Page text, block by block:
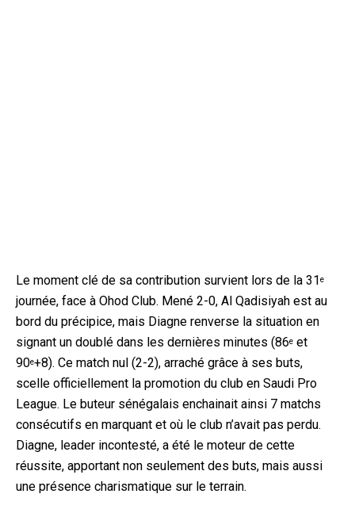
Le moment clé de sa contribution survient lors de la 31 e
journée, face à Ohod Club. Mené 2-0, Al Qadisiyah est au
bord du précipice, mais Diagne renverse la situation en
signant un doublé dans les dernières minutes (86e et
90e+8). Ce match nul (2-2), arraché grâce à ses buts,
scelle officiellement la promotion du club en Saudi Pro
League. Le buteur sénégalais enchainait ainsi 7 matchs
consécutifs en marquant et où le club n’avait pas perdu.
Diagne, leader incontesté, a été le moteur de cette
réussite, apportant non seulement des buts, mais aussi
une présence charismatique sur le terrain.